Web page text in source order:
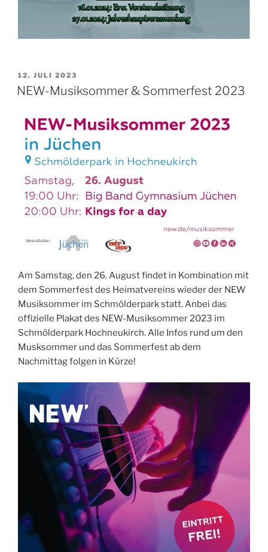
VERÖFFENTLICHT
AM
12. JULI 2023
NEW-Musiksommer & Sommerfest 2023
Am Samstag, den 26. August findet in Kombination mit
dem Sommerfest des Heimatvereins wieder der NEW
Musiksommer im Schmölderpark statt. Anbei das
offizielle Plakat des NEW-Musiksommer 2023 im
Schmölderpark Hochneukirch. Alle Infos rund um den
Musksommer und das Sommerfest ab dem
Nachmittag folgen in Kürze!